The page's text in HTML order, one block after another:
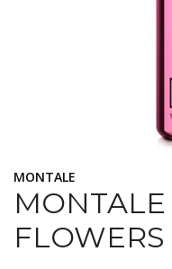
MONTALE
MONTALE